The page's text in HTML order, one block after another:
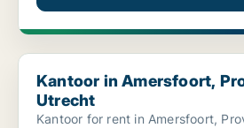
Kantoor in Amersfoort, Province of
Kantoor in Amersfoort,
Utrecht
Kantoor for rent in Amersfoort,